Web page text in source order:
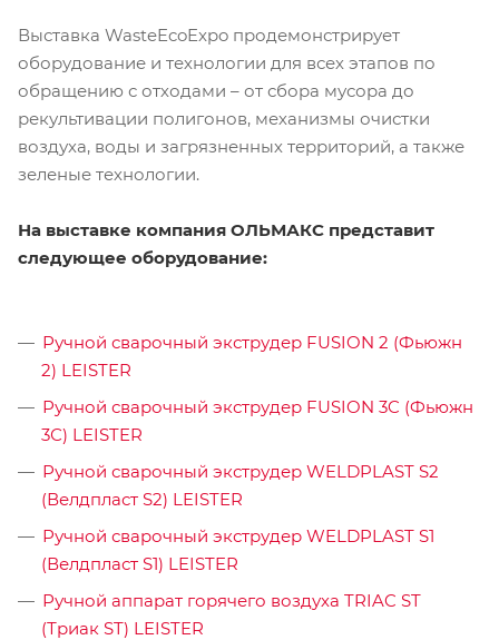
Выставка WasteEcoExpo продемонстрирует
оборудование и технологии для всех этапов по
обращению с отходами – от сбора мусора до
рекультивации полигонов, механизмы очистки
воздуха, воды и загрязненных территорий, а также
зеленые технологии.
На выставке компания ОЛЬМАКС представит
следующее оборудование:
Ручной сварочный экструдер FUSION 2 (Фьюжн
2) LEISTER
Ручной сварочный экструдер FUSION 3C (Фьюжн
3С) LEISTER
Ручной сварочный экструдер WELDPLAST S2
(Велдпласт S2) LEISTER
Ручной сварочный экструдер WELDPLAST S1
(Велдпласт S1) LEISTER
Ручной аппарат горячего воздуха TRIAC ST
(Триак ST) LEISTER